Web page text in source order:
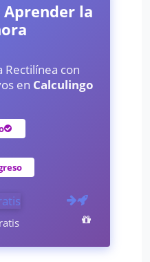
Aprender la
Rectilínea con
en Calculingo